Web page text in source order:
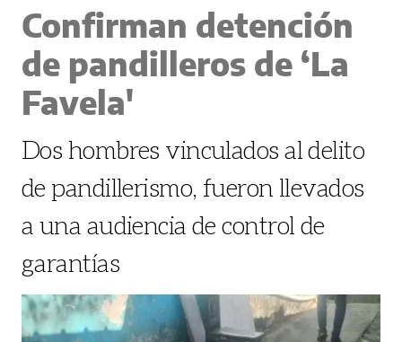
Confirman detención
de pandilleros de ‘La
Favela'
Dos hombres vinculados al delito
de pandillerismo, fueron llevados
a una audiencia de control de
garantías